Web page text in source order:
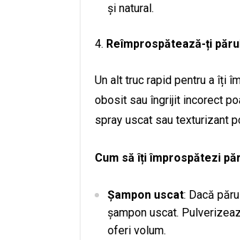
și natural.
Reîmprospătează-ți
Un alt truc rapid pentru a îți
obosit sau îngrijit incorect
spray uscat sau texturizant
Cum să îți împrospătezi
Șampon uscat: Dacă
șampon uscat.
oferi volum.